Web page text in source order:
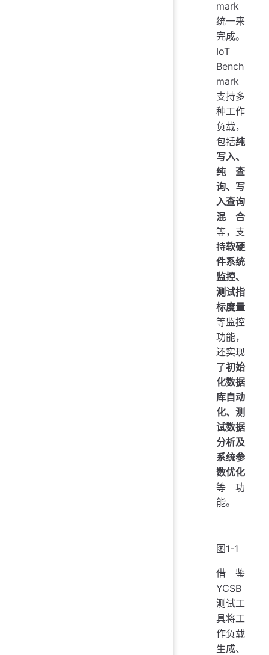
mark
统一来
完成。
IoT
Bench
mark
支持多
种工作
负载，
包括纯
写入、
纯查
询、写
入查询
混合
等，支
持软硬
件系统
监控、
测试指
标度量
等监控
功能，
还实现
了初始
化数据
库自动
化、测
试数据
分析及
系统参
数优化
等功
能。
图1-1
借鉴
YCSB
测试工
具将工
作负载
生成、